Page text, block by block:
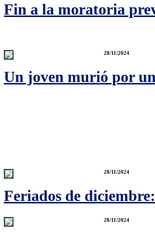
Fin a la moratoria
28/11/2024
Un joven murió por
28/11/2024
Feriados de
28/11/2024